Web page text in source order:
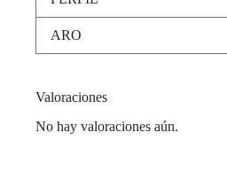
ARO
Valoraciones
No hay valoraciones aún.